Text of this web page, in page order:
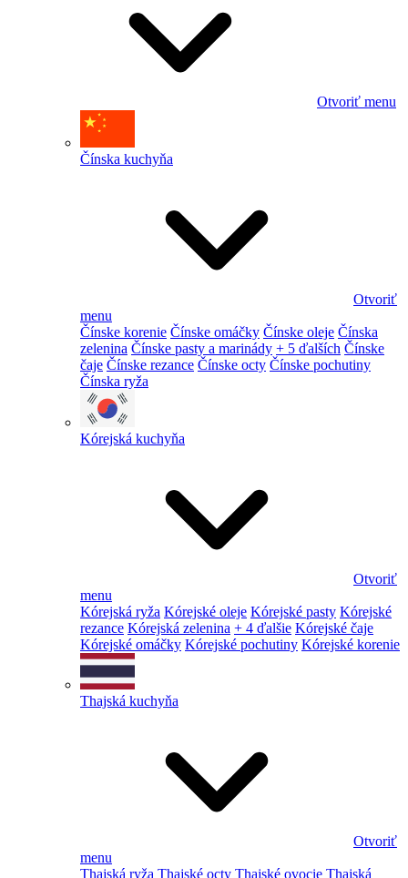
Otvoriť menu
Čínska kuchyňa
Otvoriť
menu
Čínske korenie Čínske omáčky Čínske oleje Čínska
zelenina Čínske pasty a marinády + 5 ďalších Čínske
čaje Čínske rezance Čínske octy Čínske pochutiny
Čínska ryža
Kórejská kuchyňa
Otvoriť
menu
Kórejská ryža Kórejské oleje Kórejské pasty Kórejské
rezance Kórejská zelenina + 4 ďalšie Kórejské čaje
Kórejské omáčky Kórejské pochutiny Kórejské korenie
Thajská kuchyňa
Otvoriť
menu
Thajská ryža Thajské octy Thajské ovocie Thajská